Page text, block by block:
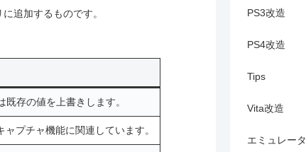
追加するものです。
存の値を上書きします。
プチャ機能に関連しています。
PS3改造
PS4改造
Tips
Vita改造
エミュレータ